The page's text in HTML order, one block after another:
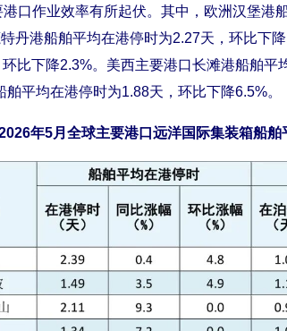
作业效率有所起伏。其中，欧洲汉堡港
特丹港船舶平均在港停时为2.27天，环比下
比下降2.3%。美西主要港口长滩港船舶平
舶平均在港停时为1.88天，环比下降6.5%。
年5月全球主要港口远洋国际集装箱船舶